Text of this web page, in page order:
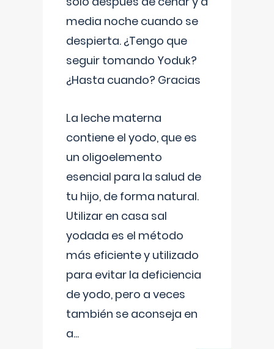
media noche cuando se
despierta. ¿Tengo que
seguir tomando Yoduk?
¿Hasta cuando? Gracias
La leche materna
contiene el yodo, que es
un oligoelemento
esencial para la salud de
tu hijo, de forma natural.
Utilizar en casa sal
yodada es el método
más eficiente y utilizado
para evitar la deficiencia
de yodo, pero a veces
también se aconseja en
a...